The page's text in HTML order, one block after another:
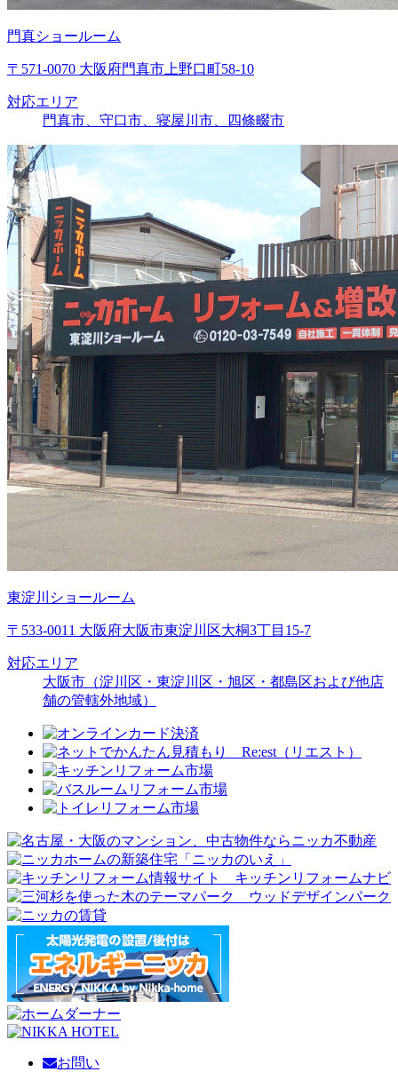
門真ショールーム
〒571-0070 大阪府門真市上野口町58-10
対応エリア
門真市、守口市、寝屋川市、四條畷市
東淀川ショールーム
〒533-0011 大阪府大阪市東淀川区大桐3丁目15-7
対応エリア
大阪市（淀川区・東淀川区・旭区・都島区および他店
舗の管轄外地域）
お問い